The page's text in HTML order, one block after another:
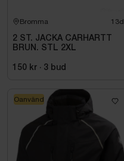
Bromma 13d
2 ST. JACKA CARHARTT
BRUN. STL 2XL
150 kr · 3 bud
Oanvänd